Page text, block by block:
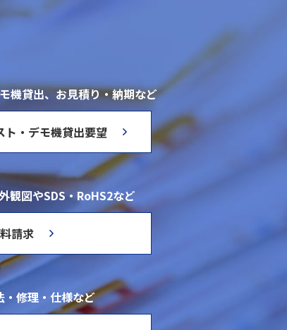
機貸出、お見積り・納期など
ト・デモ機貸出要望
観図やSDS・RoHS2など
請求
・修理・仕様など